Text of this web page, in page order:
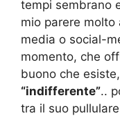
tempi sembrano
mio parere
media o social-
momento, che
buono che
“indifferente”..
tra il suo